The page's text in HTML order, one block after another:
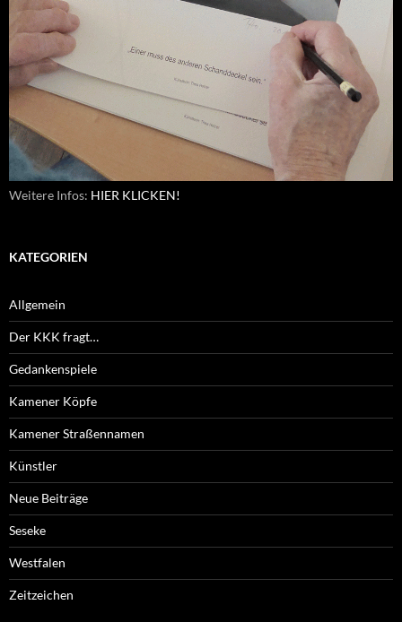
Weitere Infos: HIER KLICKEN!
KATEGORIEN
Allgemein
Der KKK fragt…
Gedankenspiele
Kamener Köpfe
Kamener Straßennamen
Künstler
Neue Beiträge
Seseke
Westfalen
Zeitzeichen